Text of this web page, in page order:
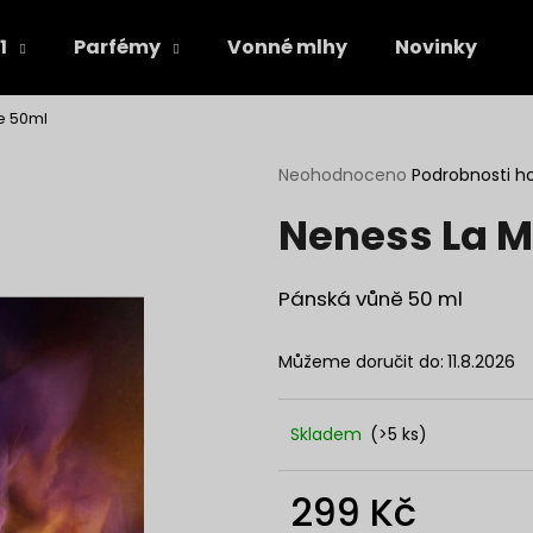
Parfémy Vonné mlhy Novinky
50ml
Průměrné
produktu
je
z
5
Neohodnoceno Podrobnosti
Neness La
Pánská vůně 50 ml
Můžeme doručit do: 11.8.2026
Skladem (>5 ks)
299 Kč
Co potřebujete najít?
HLEDAT